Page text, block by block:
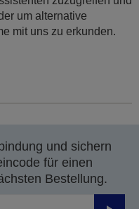
um alternative
mit uns zu erkunden.
und sichern
für einen
Bestellung.